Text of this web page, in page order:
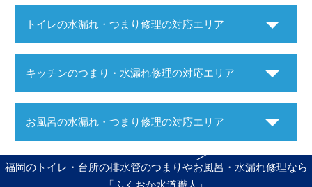
トイレの水漏れ・つまり修理の対応エリア
キッチンのつまり・水漏れ修理の対応エリア
お風呂の水漏れ・つまり修理の対応エリア
福岡のトイレ・台所の排水管のつまりやお風呂・水漏れ修理なら
「ふくおか水道職人」